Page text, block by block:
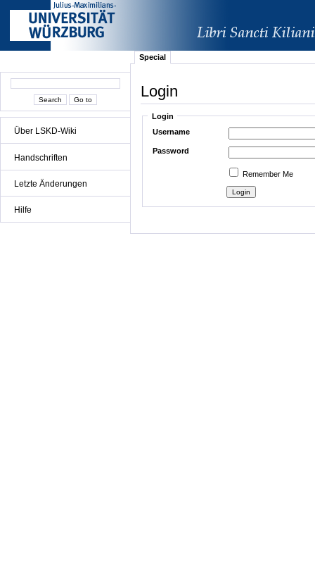
Über LSKD-Wiki
Handschriften
Letzte Änderungen
Hilfe
Special
Login
Login
Username
Password
Remember Me